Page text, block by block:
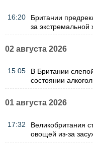
16:20
Британии
за экстремальной
02 августа 2026
15:05
В Британии
состоянии
01 августа 2026
17:32
Великобритания
овощей из-за